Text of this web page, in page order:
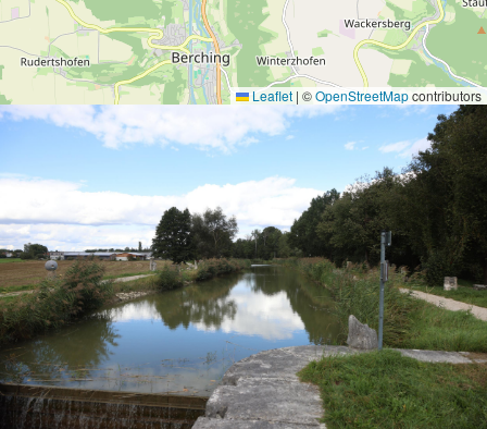
Leaflet | ©OpenStreetMapcontributors